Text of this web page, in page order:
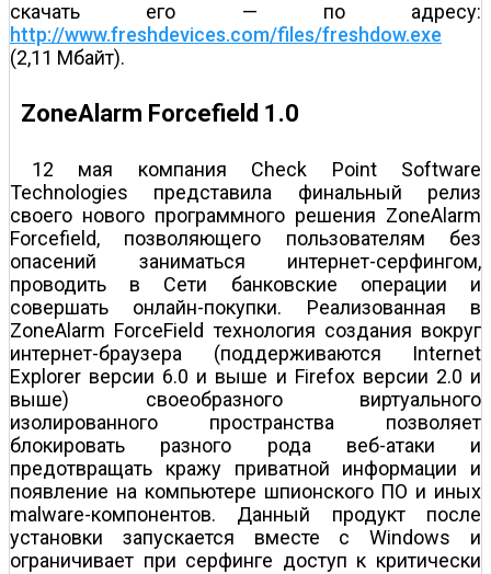
скачать его — по адресу:
http://www.freshdevices.com/files/freshdow.exe
(2,11 Мбайт).
ZoneAlarm Forcefield 1.0
12 мая компания Check Point Software
Technologies представила финальный релиз
своего нового программного решения ZoneAlarm
Forcefield, позволяющего пользователям без
опасений заниматься интернет-серфингом,
проводить в Сети банковские операции и
совершать онлайн-покупки. Реализованная в
ZoneAlarm ForceField технология создания вокруг
интернет-браузера (поддерживаются Internet
Explorer версии 6.0 и выше и Firefox версии 2.0 и
выше) своеобразного виртуального
изолированного пространства позволяет
блокировать разного рода веб-атаки и
предотвращать кражу приватной информации и
появление на компьютере шпионского ПО и иных
malware-компонентов. Данный продукт после
установки запускается вместе с Windows и
ограничивает при серфинге доступ к критически